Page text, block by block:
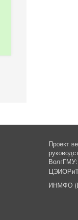
Проект
ВолгГМУ:
Ц
ИНМФО